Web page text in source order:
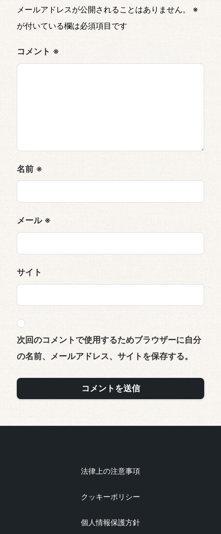
メールアドレスが公開されることはありません。
※
が付いている欄は必須項目です
コメント ※
名前 ※
メール ※
サイト
次回のコメントで使用するためブラウザーに自分
の名前、メールアドレス、サイトを保存する。
法律上の注意事項
クッキーポリシー
個人情報保護方針